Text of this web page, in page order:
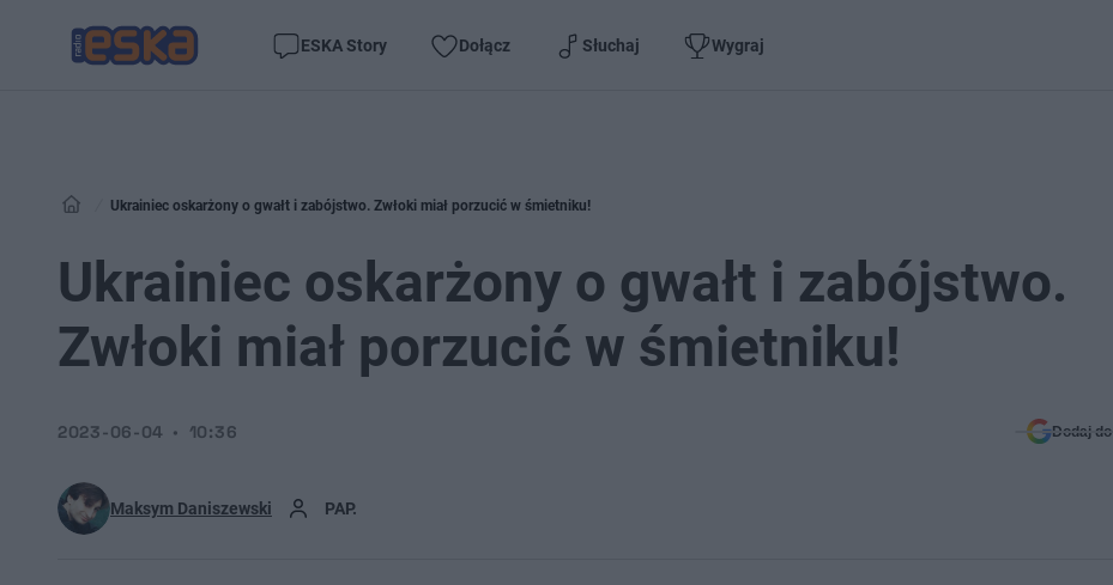
ESKA Story Dołącz Słuchaj Wygraj
Ukrainiec oskarżony o gwałt i zabójstwo. Zwłoki miał porzucić w śmietniku!
Ukrainiec oskarżony o gwałt i zabójstwo.
Zwłoki miał porzucić w śmietniku!
Maksym Daniszewski PAP.
2023-06-04 10:36 Dodaj